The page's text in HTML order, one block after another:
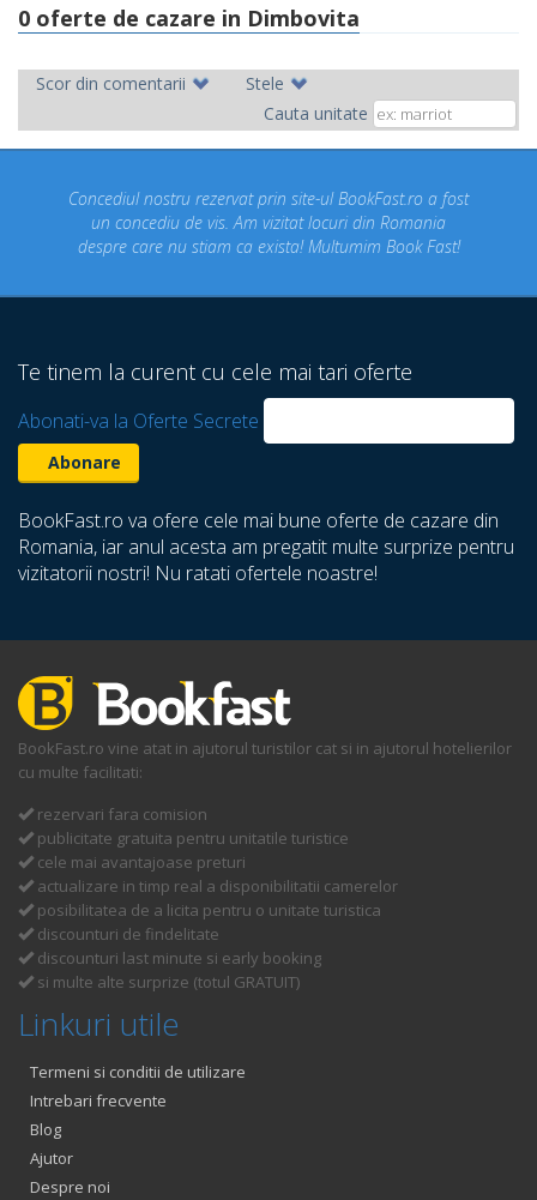
0 oferte de cazare in Dimbovita
Scor din comentarii
Stele
Cauta unitate
Concediul nostru rezervat prin site-ul BookFast.ro a fost
un concediu de vis. Am vizitat locuri din Romania
despre care nu stiam ca exista! Multumim Book Fast!
Te tinem la curent cu cele mai tari oferte
Abonati-va la Oferte Secrete
BookFast.ro va ofere cele mai bune oferte de cazare din
Romania, iar anul acesta am pregatit multe surprize pentru
vizitatorii nostri! Nu ratati ofertele noastre!
BookFast.ro vine atat in ajutorul turistilor cat si in ajutorul hotelierilor
cu multe facilitati:
rezervari fara comision
publicitate gratuita pentru unitatile turistice
cele mai avantajoase preturi
actualizare in timp real a disponibilitatii camerelor
posibilitatea de a licita pentru o unitate turistica
discounturi de findelitate
discounturi last minute si early booking
si multe alte surprize (totul GRATUIT)
Linkuri utile
Termeni si conditii de utilizare
Intrebari frecvente
Blog
Ajutor
Despre noi